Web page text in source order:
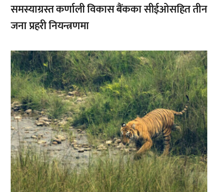
समस्याग्रस्त कर्णाली विकास बैंकका सीईओसहित तीन
जना प्रहरी नियन्त्रणमा
,